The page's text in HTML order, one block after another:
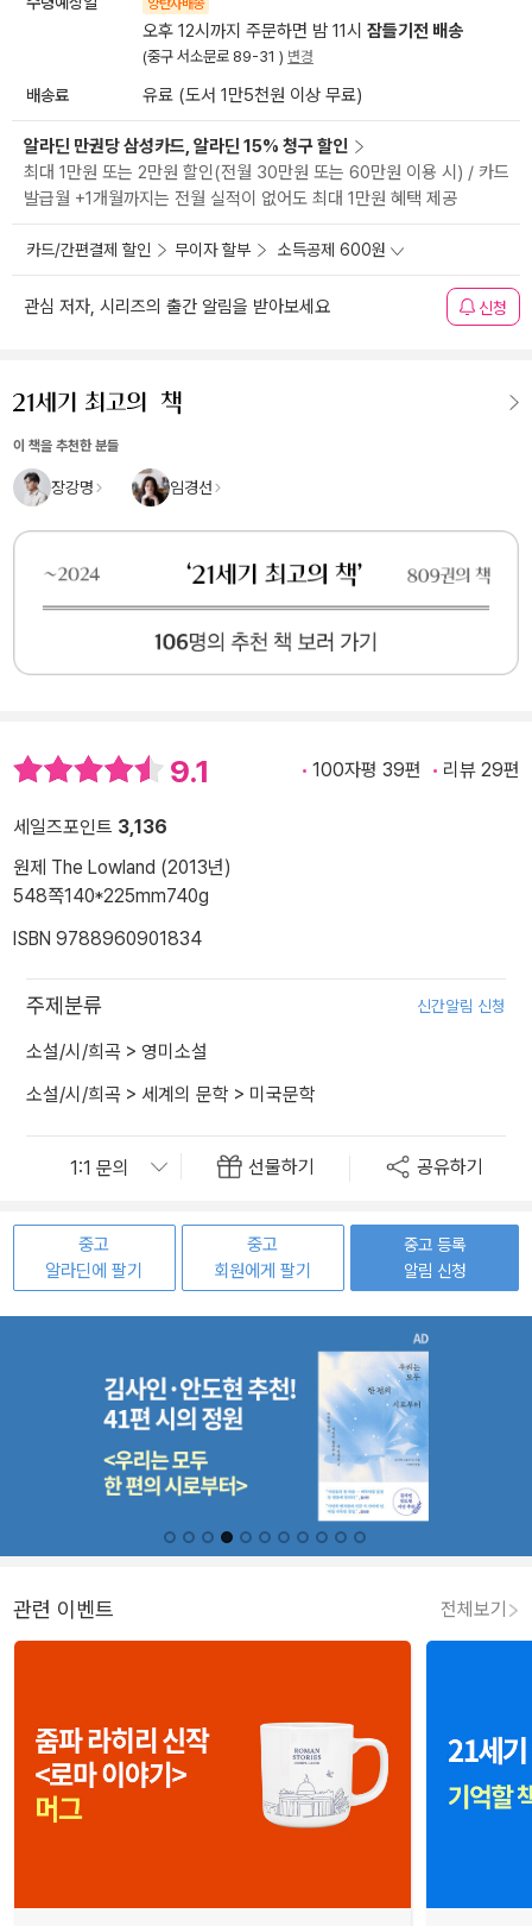
양탄자배송
오후 12시까지 주문하면 밤 11시 잠들기전 배송
(중구 서소문로 89-31 ) 변경
배송료 유료 (도서 1만5천원 이상 무료)
알라딘 만권당 삼성카드, 알라딘 15% 청구 할인
최대 1만원 또는 2만원 할인(전월 30만원 또는 60만원 이용 시) / 카드
발급월 +1개월까지는 전월 실적이 없어도 최대 1만원 혜택 제공
카드/간편결제 할인 무이자 할부 소득공제 600원
관심 저자, 시리즈의 출간 알림을 받아보세요 신청
이 책을 추천한 분들
장강명 임경선
9.1 100자평 39편 리뷰 29편
세일즈포인트 3,136
원제 The Lowland (2013년)
548쪽140*225mm740g
ISBN 9788960901834
주제분류 신간알림 신청
소설/시/희곡 > 영미소설
소설/시/희곡 > 세계의 문학 > 미국문학
선물하기 공유하기
중고
알라딘에 팔기
중고
회원에게 팔기
중고 등록
알림 신청
관련 이벤트 전체보기